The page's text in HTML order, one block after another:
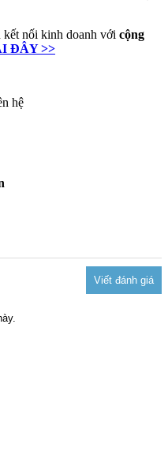
nối kinh doanh với cộng
ĐÂY >>
hệ